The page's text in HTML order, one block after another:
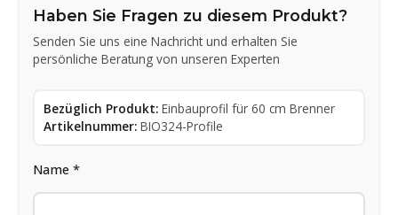
Haben Sie Fragen zu diesem Produkt?
Senden Sie uns eine Nachricht und erhalten Sie
persönliche Beratung von unseren Experten
Bezüglich Produkt: Einbauprofil für 60 cm Brenner
Artikelnummer: BIO324-Profile
Name *